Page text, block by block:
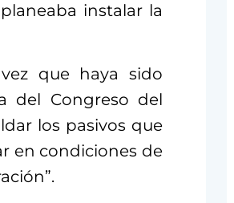
instalar la
que haya sido
del Congreso del
los pasivos que
en condiciones de